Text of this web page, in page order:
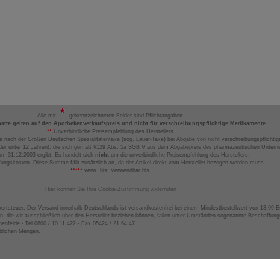
Alle mit
gekennzeichneten Felder sind Pflichtangaben.
gelten auf den Apothekenverkaufspreis und nicht für verschreibungspflichtige Medikamente.
**Unverbindliche Preisempfehlung des Herstellers.
nach der Großen Deutschen Spezialitätentaxe (sog. Lauer-Taxe) bei Abgabe von nicht
unter 12 Jahren), die sich gemäß §129 Abs. 5a SGB V aus dem Abgabepreis des pharmazeutischen
31.12.2003 ergibt. Es handelt sich nicht um die unverbindliche Preisempfehlung des Herstellers.
Diese Summe fällt zusätzlich an, da der Artikel direkt vom Hersteller bezogen werden muss.
***** verw. bis: Verwendbar bis.
Hier können Sie Ihre Cookie-Zustimmung widerrufen
Der Versand innerhalb Deutschlands ist versandkostenfrei bei einem Mindestbestellwert von 13,99
die wir ausschließlich über den Hersteller beziehen können, fallen unter Umständen sogenannte
- Tel 0800 / 10 11 422 - Fax 05424 / 21 64 47
Mengen.